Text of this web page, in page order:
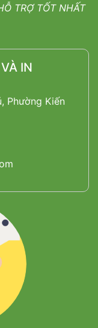
TRỢ TỐT NHẤT
IN
Phường Kiến